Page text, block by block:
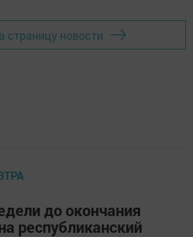
страницу новости
до окончания
республиканский